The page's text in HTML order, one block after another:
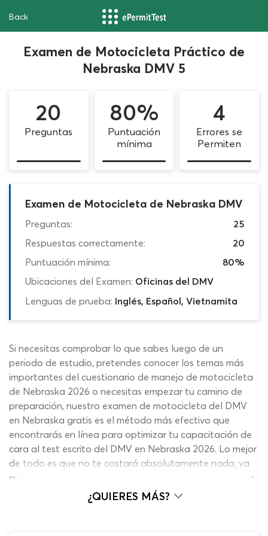
Back
Examen de Motocicleta Práctico de
Nebraska DMV 5
20
Preguntas
80%
Puntuación
mínima
4
Errores se
Permiten
Examen de Motocicleta de Nebraska DMV
Preguntas:
25
Respuestas correctamente:
20
Puntuación mínima:
80%
Ubicaciones del Examen: Oficinas del DMV
Lenguas de prueba: Inglés, Español, Vietnamita
Si necesitas comprobar lo que sabes luego de un
periodo de estudio, pretendes conocer los temas más
importantes del cuestionario de manejo de motocicleta
de Nebraska 2026 o necesitas empezar tu camino de
preparación, nuestro examen de motocicleta del DMV
en Nebraska gratis es el método más efectivo que
encontrarás en línea para optimizar tu capacitación de
cara al test escrito del DMV en Nebraska 2026. Lo mejor
de todo es que no te costará absolutamente nada, ya
que la práctica de examen de motocicleta de Nebraska
es completamente gratis, no requiere registro de datos
en la web, no solicita la descarga de ningún software y
¿QUIERES MÁS?